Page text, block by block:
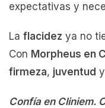
expectativas y
La flacidez ya no
Con Morpheus en
firmeza, juventud
Confía en Cliniem.